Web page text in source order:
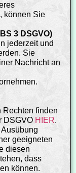
können Sie
3 DSGVO)
jederzeit und
Sie
Nachricht an
Rechten finden
DSGVO HIER.
geeigneten
diesen
dass
können.